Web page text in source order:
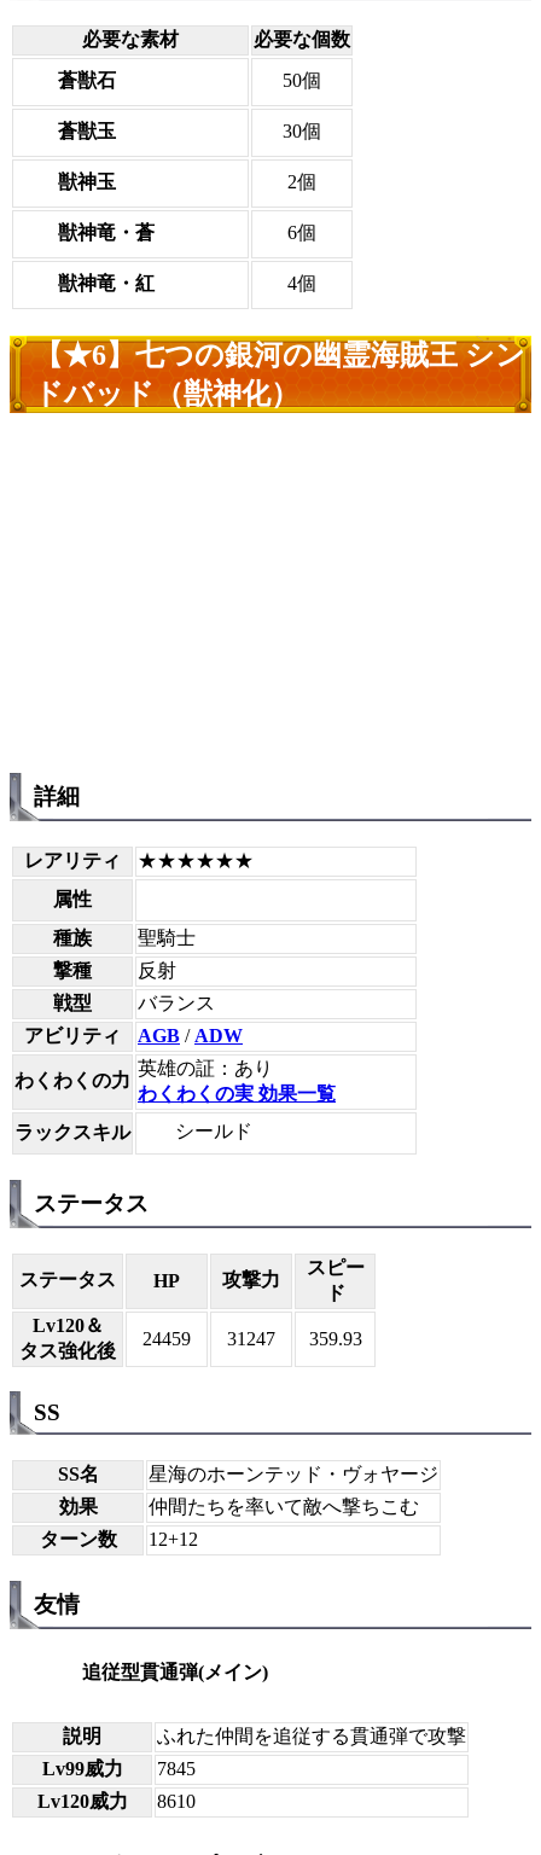
必要な素材
必要な個数
蒼獣石
50個
蒼獣玉 30個
獣神玉 2個
獣神竜・蒼 6個
獣神竜・紅 4個
【★6】七つの銀河の幽霊海賊王 シン
ドバッド（獣神化）
詳細
レアリティ
★★★★★★
属性
種族
聖騎士
撃種
反射
戦型
バランス
アビリティ
AGB / ADW
わくわくの力
英雄の証：あり
わくわくの実 効果一覧
ラックスキル
シールド
ステータス
ステータス HP 攻撃力
スピー
ド
Lv120＆
タス強化後
24459 31247 359.93
SS
SS名
星海のホーンテッド・ヴォヤージ
効果
仲間たちを率いて敵へ撃ちこむ
ターン数
12+12
友情
追従型貫通弾(メイン)
説明
ふれた仲間を追従する貫通弾で攻撃
Lv99威力
7845
Lv120威力
8610